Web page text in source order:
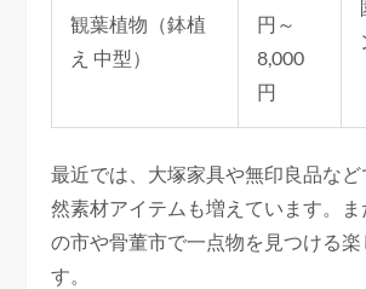
観葉植物（鉢植
え 中型）
円～
8,000
円
最近では、大塚家具や無印良品など
然素材アイテムも増えています。
の市や骨董市で一点物を見つける楽
す。